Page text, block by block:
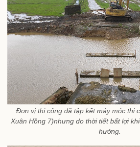
Đơn vị thi công đã tập kết máy móc thi
Xuân Hồng 7)nhưng do thời tiết bất lợi
hưởng.